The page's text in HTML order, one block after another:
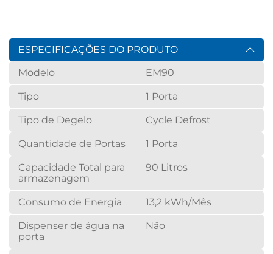
ESPECIFICAÇÕES DO PRODUTO
Modelo
EM90
Tipo 1 Porta
Tipo de Degelo Cycle Defrost
Quantidade de Portas 1 Porta
Capacidade Total para
armazenagem
90 Litros
Consumo de Energia 13,2 kWh/Mês
Dispenser de água na
porta
Não